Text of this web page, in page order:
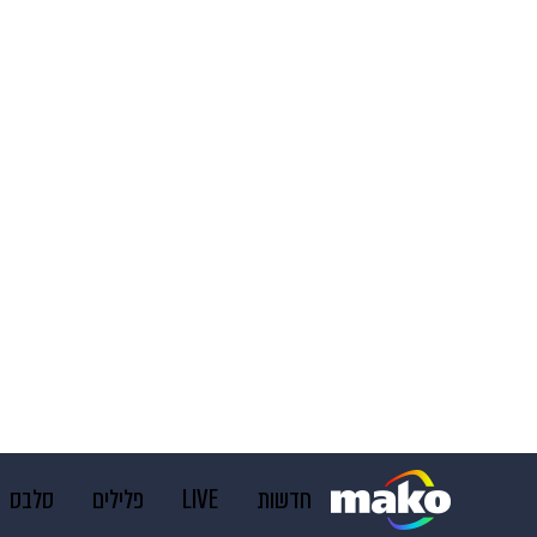
חדשות LIVE פלילים סלבס